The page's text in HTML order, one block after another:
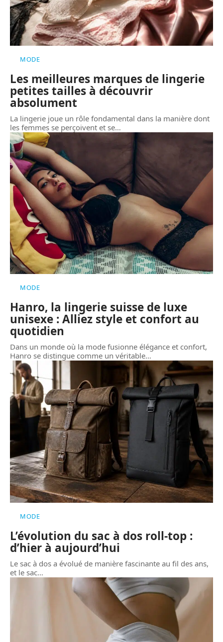
MODE
Les meilleures marques de lingerie
petites tailles à découvrir
absolument
La lingerie joue un rôle fondamental dans la manière dont
les femmes se perçoivent et se…
MODE
Hanro, la lingerie suisse de luxe
unisexe : Alliez style et confort au
quotidien
Dans un monde où la mode fusionne élégance et confort,
Hanro se distingue comme un véritable…
MODE
L’évolution du sac à dos roll-top :
d’hier à aujourd’hui
Le sac à dos a évolué de manière fascinante au fil des ans,
et le sac…